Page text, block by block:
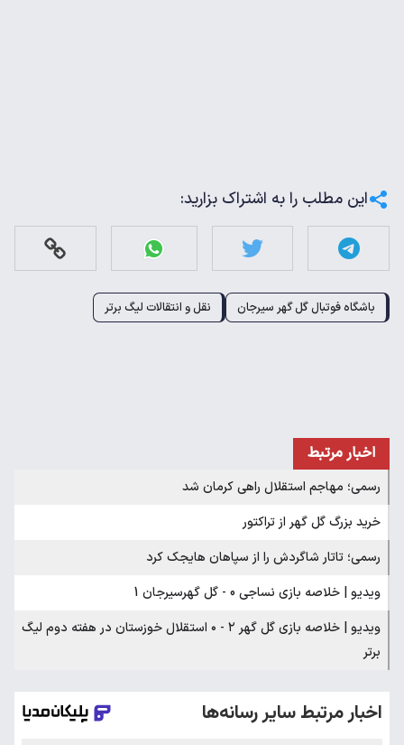
این مطلب را به اشتراک بزارید:
باشگاه فوتبال گل گهر سیرجان نقل و انتقالات لیگ برتر
اخبار مرتبط
رسمی؛ مهاجم استقلال راهی کرمان شد
خرید بزرگ گل گهر از تراکتور
رسمی؛ تاتار شاگردش را از سپاهان هایجک کرد
ویدیو | خلاصه بازی نساجی 0 - گل گهرسیرجان 1
ویدیو | خلاصه بازی گل گهر ۲ - ۰ استقلال خوزستان در هفته دوم لیگ
برتر